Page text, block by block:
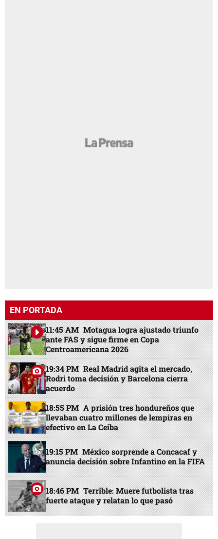
EN PORTADA
11:45 AM Motagua logra ajustado triunfo
ante FAS y sigue firme en Copa
Centroamericana 2026
19:34 PM Real Madrid agita el mercado,
Rodri toma decisión y Barcelona cierra
acuerdo
18:55 PM A prisión tres hondureños que
llevaban cuatro millones de lempiras en
efectivo en La Ceiba
19:15 PM México sorprende a Concacaf y
anuncia decisión sobre Infantino en la FIFA
18:46 PM Terrible: Muere futbolista tras
fuerte ataque y relatan lo que pasó